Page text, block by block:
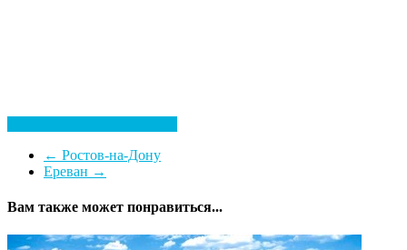
← Ростов-на-Дону
Ереван →
Вам также может понравиться...